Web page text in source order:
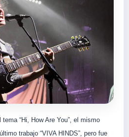
“Hi, How Are You”, el mismo
trabajo “VIVA HINDS”, pero fue